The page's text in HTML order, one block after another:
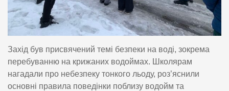
Захід був присвячений темі безпеки на воді, зокрема
перебуванню на крижаних водоймах. Школярам
нагадали про небезпеку тонкого льоду, роз’яснили
основні правила поведінки поблизу водойм та